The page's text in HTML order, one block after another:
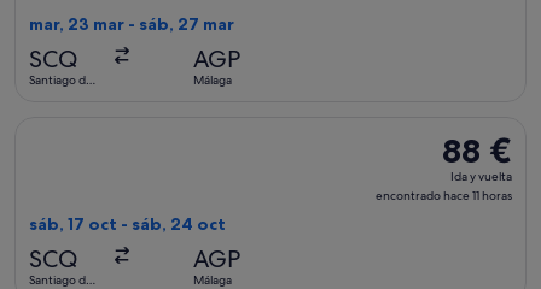
mar, 23 mar - sáb, 27 mar
SCQ
Santiago de
AGP
Málaga
88 €
Ida
y
88 €
Ida y vuelta
encontrado hace 11 horas
sáb, 17 oct - sáb, 24 oct
SCQ
Santiago de
AGP
Málaga